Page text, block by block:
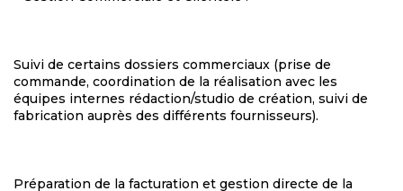
Suivi de certains dossiers commerciaux (prise de
commande, coordination de la réalisation avec les
équipes internes rédaction/studio de création, suivi de
fabrication auprès des différents fournisseurs).
Préparation de la facturation et gestion directe de la